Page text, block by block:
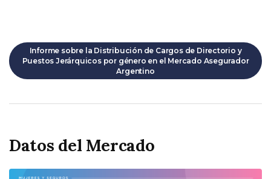
Informe sobre la Distribución de Cargos de Directorio y
Puestos Jerárquicos por género en el Mercado Asegurador
Argentino
Datos del Mercado